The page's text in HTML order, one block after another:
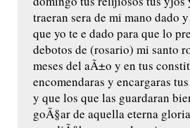
traeran sera de mi mano dado
que yo te e dado para que lo
debotos de (rosario) mi santo
meses del aÃ±o y en tus
encomendaras y encargaras
y que los que las guardaran
goÃ§ar de aquella eterna